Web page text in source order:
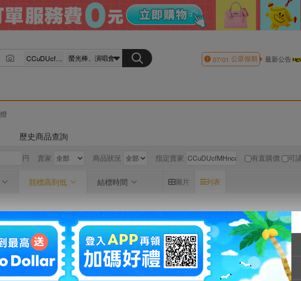
07/01 公眾假期 最新公告
歷史商品查詢
円 賣家 商品狀況 指定賣家 有直購價 可
競標高到低 結標時間 圖片 列表
賣家CCuDUcfMHncqafAsk3p2zWncGbUjm 沒有商品拍賣